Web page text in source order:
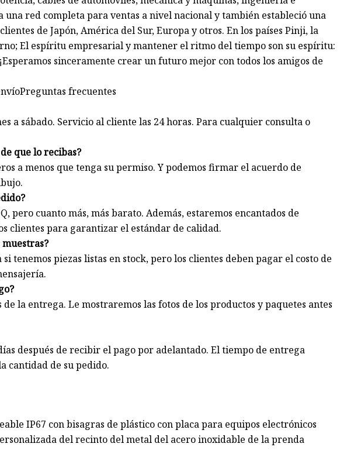
una red completa para ventas a nivel nacional y también estableció una
de Japón, América del Sur, Europa y otros. En los países Pinji, la
El espíritu empresarial y mantener el ritmo del tiempo son su espíritu:
sinceramente crear un futuro mejor con todos los amigos de
frecuentes
a sábado. Servicio al cliente las 24 horas. Para cualquier consulta o
que lo recibas?
a menos que tenga su permiso. Y podemos firmar el acuerdo de
pero cuanto más, más barato. Además, estaremos encantados de
clientes para garantizar el estándar de calidad.
tenemos piezas listas en stock, pero los clientes deben pagar el costo de
de la entrega. Le mostraremos las fotos de los productos y paquetes antes
después de recibir el pago por adelantado. El tiempo de entrega
cantidad de su pedido.
IP67 con bisagras de plástico con placa para equipos electrónicos
del recinto del metal del acero inoxidable de la prenda